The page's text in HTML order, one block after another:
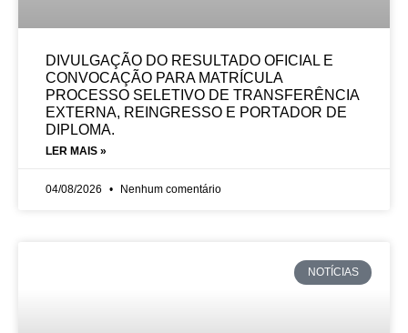
DIVULGAÇÃO DO RESULTADO OFICIAL E
CONVOCAÇÃO PARA MATRÍCULA
PROCESSO SELETIVO DE TRANSFERÊNCIA
EXTERNA, REINGRESSO E PORTADOR DE
DIPLOMA.
LER MAIS »
04/08/2026 Nenhum comentário
NOTÍCIAS